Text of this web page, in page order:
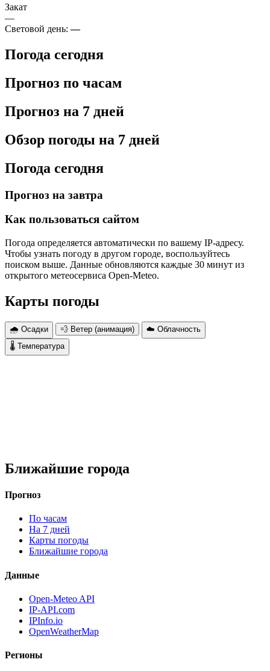
Закат
—
Световой день:—
Погода сегодня
Прогноз по часам
Прогноз на 7 дней
Обзор погоды на 7 дней
Погода сегодня
Прогноз на завтра
Как пользоваться сайтом
Погода определяется автоматически по вашему IP-адресу.
Чтобы узнать погоду в другом городе, воспользуйтесь
поиском выше. Данные обновляются каждые 30 минут из
открытого метеосервиса Open-Meteo.
Карты погоды
🌧 Осадки 💨 Ветер (анимация)
☁️ Облачность
🌡 Температура
Ближайшие города
Прогноз
По часам
На 7 дней
Карты погоды
Ближайшие города
Данные
Open-Meteo API
IP-API.com
IPInfo.io
OpenWeatherMap
Регионы